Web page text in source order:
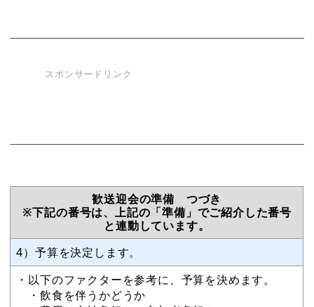
スポンサードリンク
歓送迎会の準備 つづき
※下記の番号は、上記の「準備」でご紹介した番号
と連動しています。
4）予算を決定します。
・以下のファクターを参考に、予算を決めます。
・飲食を伴うかどうか